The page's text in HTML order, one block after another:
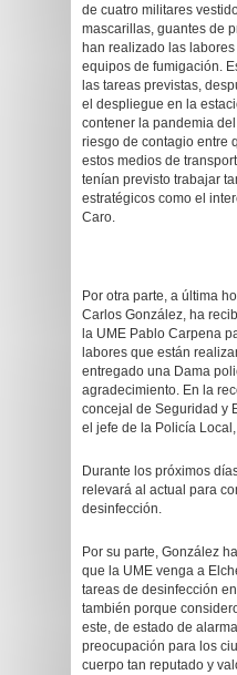
de cuatro militares
mascarillas, guantes de
han realizado las
equipos de fumigación.
las tareas previstas,
el despliegue en la
contener la pandemia
riesgo de contagio entre
estos medios de
tenían previsto trabajar
estratégicos como el
Caro.
Por otra parte, a última
Carlos González, ha
la UME Pablo Carpena
labores que están
entregado una Dama
agradecimiento. En la
concejal de Seguridad y
el jefe de la Policía
Durante los próximos
relevará al actual para
desinfección.
Por su parte, González
que la UME venga a
tareas de desinfección
también porque
este, de estado de
preocupación para los
cuerpo tan reputado y